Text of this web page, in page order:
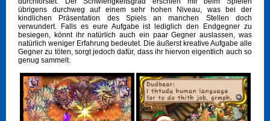
übrigens durchweg auf einem sehr hohen Niveau, was bei der
kindlichen Präsentation des Spiels an manchen Stellen doch
verwundert. Falls es eure Aufgabe ist lediglich den Endgegner zu
besiegen, könnt ihr natürlich auch ein paar Gegner auslassen, was
natürlich weniger Erfahrung bedeutet. Die äußerst kreative Aufgabe alle
Gegner zu töten, sorgt jedoch dafür, dass ihr hiervon eigentlich auch so
genug sammelt.